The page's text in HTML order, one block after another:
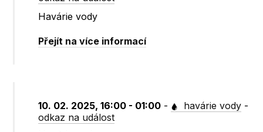
Havárie vody
Přejít na více informací
10. 02. 2025, 16:00 - 01:00 - havárie vody -
odkaz na událost